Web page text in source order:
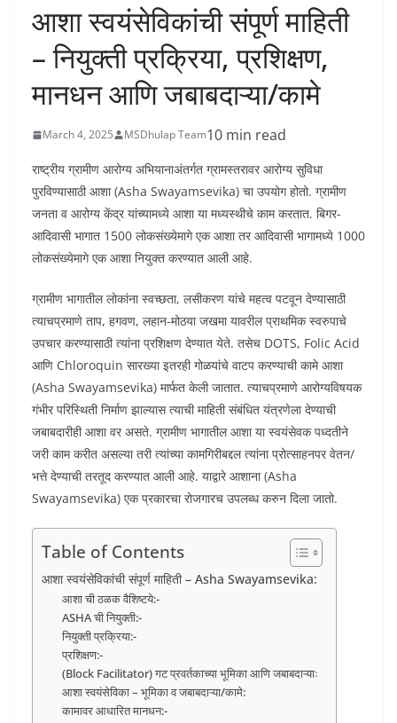
आशा स्वयंसेविकांची संपूर्ण माहिती
– नियुक्ती प्रक्रिया, प्रशिक्षण,
मानधन आणि जबाबदाऱ्या/कामे
March 4, 2025 MSDhulap Team10 min read
राष्ट्रीय ग्रामीण आरोग्य अभियानाअंतर्गत ग्रामस्तरावर आरोग्य सुविधा
पुरविण्यासाठी आशा (Asha Swayamsevika) चा उपयोग होतो. ग्रामीण
जनता व आरोग्य केंद्र यांच्यामध्ये आशा या मध्यस्थीचे काम करतात. बिगर-
आदिवासी भागात 1500 लोकसंख्येमागे एक आशा तर आदिवासी भागामध्ये 1000
लोकसंख्येमागे एक आशा नियुक्त करण्यात आली आहे.
ग्रामीण भागातील लोकांना स्वच्छता, लसीकरण यांचे महत्व पटवून देण्यासाठी
त्याचप्रमाणे ताप, हगवण, लहान-मोठया जखमा यावरील प्राथमिक स्वरुपाचे
उपचार करण्यासाठी त्यांना प्रशिक्षण देण्यात येते. तसेच DOTS, Folic Acid
आणि Chloroquin सारख्या इतरही गोळयांचे वाटप करण्याची कामे आशा
(Asha Swayamsevika) मार्फत केली जातात. त्याचप्रमाणे आरोग्यविषयक
गंभीर परिस्थिती निर्माण झाल्यास त्याची माहिती संबंधित यंत्रणेला देण्याची
जबाबदारीही आशा वर असते. ग्रामीण भागातील आशा या स्वयंसेवक पध्दतीने
जरी काम करीत असल्या तरी त्यांच्या कामगिरीबद्दल त्यांना प्रोत्साहनपर वेतन/
भत्ते देण्याची तरतूद करण्यात आली आहे. याद्वारे आशाना (Asha
Swayamsevika) एक प्रकारचा रोजगारच उपलब्ध करुन दिला जातो.
Table of Contents
आशा स्वयंसेविकांची संपूर्ण माहिती – Asha Swayamsevika:
आशा ची ठळक वैशिष्टये:-
ASHA ची नियुक्ती:-
नियुक्ती प्रक्रिया:-
प्रशिक्षण:-
(Block Facilitator) गट प्रवर्तकाच्या भूमिका आणि जबाबदाऱ्याः
आशा स्वयंसेविका – भूमिका व जबाबदाऱ्या/कामे:
कामावर आधारित मानधन:-